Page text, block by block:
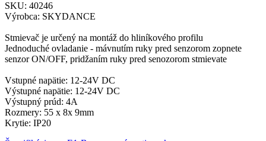
SKU: 40246
Výrobca: SKYDANCE
Stmievač je určený na montáž do hliníkového profilu
Jednoduché ovladanie - mávnutím ruky pred senzorom zopnete
senzor ON/OFF, pridžaním ruky pred senozorom stmievate
Vstupné napätie: 12-24V DC
Výstupné napätie: 12-24V DC
Výstupný prúd: 4A
Rozmery: 55 x 8x 9mm
Krytie: IP20